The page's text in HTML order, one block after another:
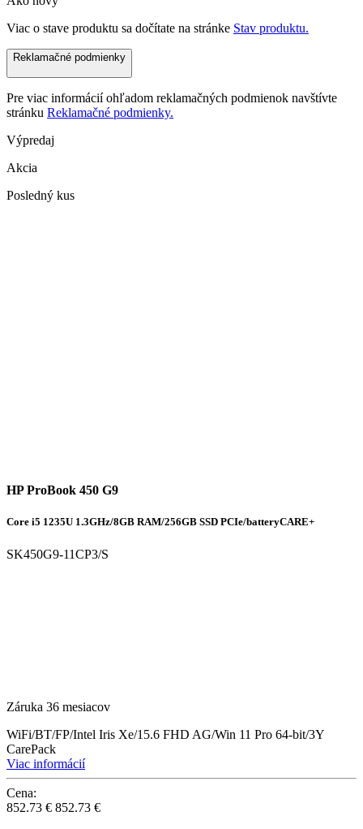
Viac o stave produktu sa dočítate na stránke Stav produktu.
Reklamačné podmienky
Pre viac informácií ohľadom reklamačných podmienok navštívte
stránku Reklamačné podmienky.
Výpredaj
Akcia
Posledný kus
HP ProBook 450 G9
Core i5 1235U 1.3GHz/8GB RAM/256GB SSD PCIe/batteryCARE+
SK450G9-11CP3/S
Záruka 36 mesiacov
WiFi/BT/FP/Intel Iris Xe/15.6 FHD AG/Win 11 Pro 64-bit/3Y
CarePack
Viac informácií
Cena:
852.73 € 852.73 €